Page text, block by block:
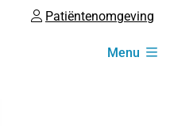
Patiëntenomgeving
Menu